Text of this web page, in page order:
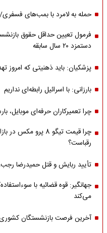
حمله به لامرد با بمب‌های
فرمول تعیین حداقل حقوق
دستمزد ۲۰ سال سابقه
پزشکیان: باید ذهنیتی که
بارزانی: با اسرائیل رابطه‌ای نداریم
چرا تعمیرکاران حرفه‌ای موبایل،
چرا قیمت تیگو 8 پرو
رقباست؟
تأیید ربایش و قتل حمیدرضا
جهانگیر: قوه قضائیه با
می‌کند
آخرین فرصت بازنشستگان